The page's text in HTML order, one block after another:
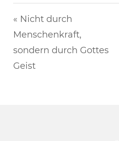
« Nicht durch
Menschenkraft,
sondern durch Gottes
Geist